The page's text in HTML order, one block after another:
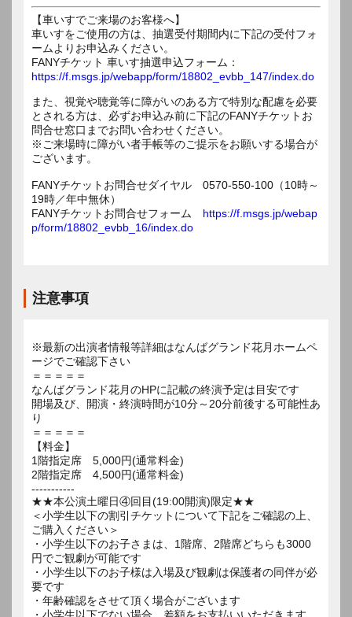
【車いすでご来場のお客様へ】
車いすをご使用の方は、抽選受付期間内に下記の受付フォ
ームよりお申込みください。
FANYチケット 車いす抽選申込フォーム：
https://f.msgs.jp/webapp/form/18802_evbb_147/index.do
また、視覚や聴覚等に障がいのある方で特別な配慮を必要
とされる方は、必ずお申込み前に下記のFANYチケットお
問合せ窓口までお問い合わせください。
※ご来場時に障がい者手帳等のご提示をお願いする場合が
ございます。
FANYチケットお問合せダイヤル 0570-550-100（10時～
19時／年中無休）
FANYチケットお問合せフォーム https://f.msgs.jp/webap
p/form/18802_evbb_16/index.do
注意事項
※最新の出演者情報等詳細はなんばグランド花月ホームペ
ージでご確認下さい
＝＝＝＝＝
なんばグランド花月のHPに記載の終演予定は目安です
開場及び、開演・終演時間が10分～20分前後する可能性あ
り
＝＝＝＝＝
【料金】
1階指定席 5,000円(通常料金)
2階指定席 4,500円(通常料金)
-----------
★★本公演土曜日④回目(19:00開演)限定★★
＜小学生以下の割引チケットについて下記をご確認の上、
ご購入ください＞
・小学生以下のお子さまは、1階席、2階席どちらも3000
円でご観劇が可能です
・小学生以下のお子様は入場及び観劇は保護者の同伴が必
要です
・年齢確認をさせて頂く場合がございます